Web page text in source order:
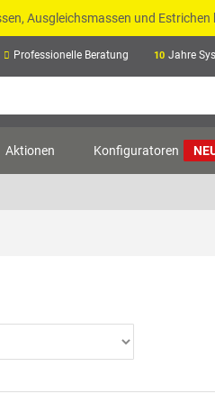
Ausgleichsmassen und Estrichen
Professionelle Beratung 10 Jahre
Aktionen Konfiguratoren